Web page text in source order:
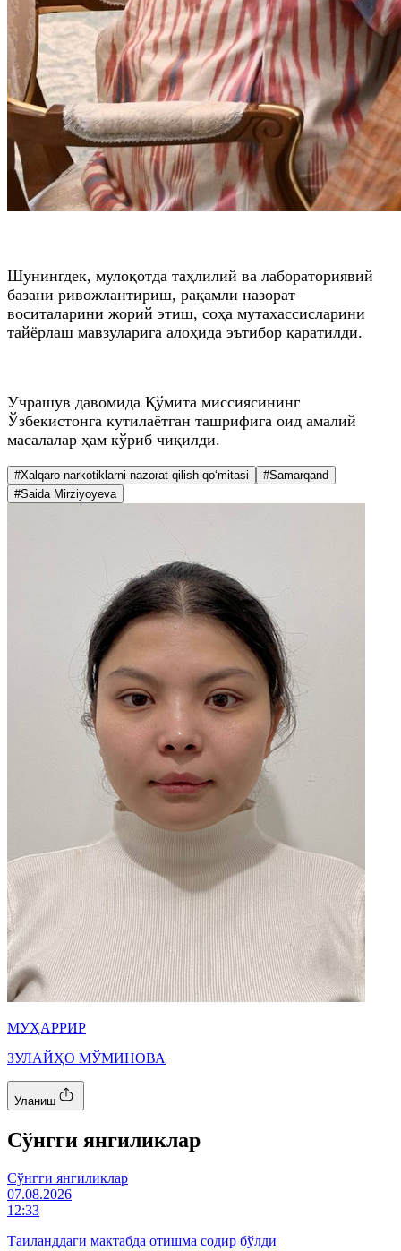
Шунингдек, мулоқотда таҳлилий ва лабораториявий
базани ривожлантириш, рақамли назорат
воситаларини жорий этиш, соҳа мутахассисларини
тайёрлаш мавзуларига алоҳида эътибор қаратилди.
Учрашув давомида Қўмита миссиясининг
Ўзбекистонга кутилаётган ташрифига оид амалий
масалалар ҳам кўриб чиқилди.
#Xalqaro narkotiklarni nazorat qilish qo‘mitasi
#Samarqand
#Saida Mirziyoyeva
МУҲАРРИР
ЗУЛАЙҲО МЎМИНОВА
Уланиш
Cўнгги янгиликлар
Cўнгги янгиликлар
07.08.2026
12:33
Таиланддаги мактабда отишма содир бўлди